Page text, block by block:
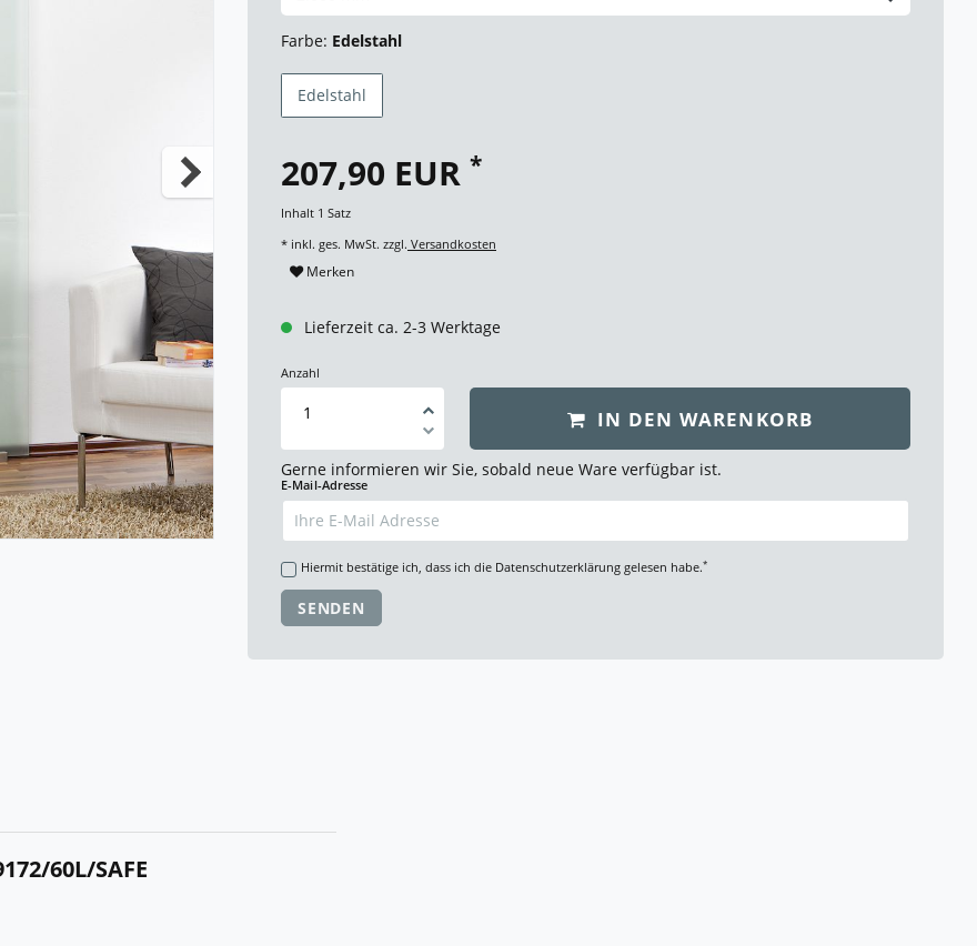
Farbe: Edelstahl
Edelstahl
207,90 EUR *
Inhalt 1 Satz
* inkl. ges. MwSt. zzgl. Versandkosten
Merken
Lieferzeit ca. 2-3 Werktage
Anzahl
IN DEN WARENKORB
Gerne informieren wir Sie, sobald neue Ware verfügbar ist.
E-Mail-Adresse
Hiermit bestätige ich, dass ich die Daten­schutz­erklärunggelesen habe.*
SENDEN
60L/SAFE